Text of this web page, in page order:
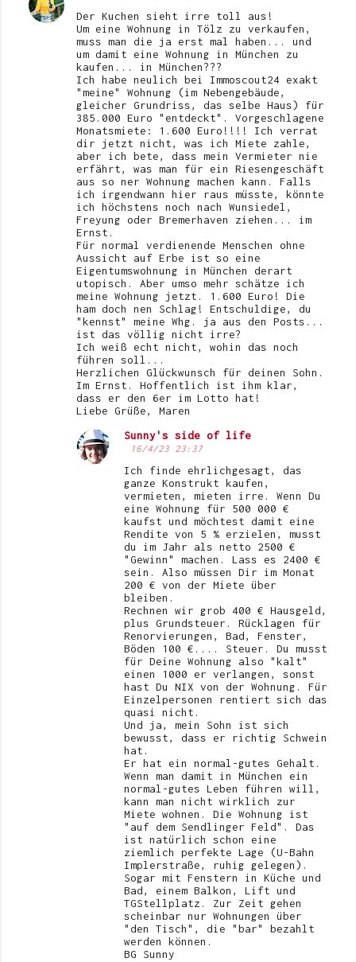
Der Kuchen sieht irre toll aus!
Um eine Wohnung in Tölz zu verkaufen,
muss man die ja erst mal haben... und
um damit eine Wohnung in München zu
kaufen... in München???
Ich habe neulich bei Immoscout24 exakt
"meine" Wohnung (im Nebengebäude,
gleicher Grundriss, das selbe Haus) für
385.000 Euro "entdeckt". Vorgeschlagene
Monatsmiete: 1.600 Euro!!!! Ich verrat
dir jetzt nicht, was ich Miete zahle,
aber ich bete, dass mein Vermieter nie
erfährt, was man für ein Riesengeschäft
aus so ner Wohnung machen kann. Falls
ich irgendwann hier raus müsste, könnte
ich höchstens noch nach Wunsiedel,
Freyung oder Bremerhaven ziehen... im
Ernst.
Für normal verdienende Menschen ohne
Aussicht auf Erbe ist so eine
Eigentumswohnung in München derart
utopisch. Aber umso mehr schätze ich
meine Wohnung jetzt. 1.600 Euro! Die
ham doch nen Schlag! Entschuldige, du
"kennst" meine Whg. ja aus den Posts...
ist das völlig nicht irre?
Ich weiß echt nicht, wohin das noch
führen soll...
Herzlichen Glückwunsch für deinen Sohn.
Im Ernst. Hoffentlich ist ihm klar,
dass er den 6er im Lotto hat!
Liebe Grüße, Maren
Sunny's side of life
16/4/23 23:37
Ich finde ehrlichgesagt, das
ganze Konstrukt kaufen,
vermieten, mieten irre. Wenn Du
eine Wohnung für 500 000 €
kaufst und möchtest damit eine
Rendite von 5 % erzielen, musst
du im Jahr als netto 2500 €
"Gewinn" machen. Lass es 2400 €
sein. Also müssen Dir im Monat
200 € von der Miete über
bleiben.
Rechnen wir grob 400 € Hausgeld,
plus Grundsteuer. Rücklagen für
Renorvierungen, Bad, Fenster,
Böden 100 €.... Steuer. Du musst
für Deine Wohnung also "kalt"
einen 1000 er verlangen, sonst
hast Du NIX von der Wohnung. Für
Einzelpersonen rentiert sich das
quasi nicht.
Und ja, mein Sohn ist sich
bewusst, dass er richtig Schwein
hat.
Er hat ein normal-gutes Gehalt.
Wenn man damit in München ein
normal-gutes Leben führen will,
kann man nicht wirklich zur
Miete wohnen. Die Wohnung ist
"auf dem Sendlinger Feld". Das
ist natürlich schon eine
ziemlich perfekte Lage (U-Bahn
Implerstraße, ruhig gelegen).
Sogar mit Fenstern in Küche und
Bad, einem Balkon, Lift und
TGStellplatz. Zur Zeit gehen
scheinbar nur Wohnungen über
"den Tisch", die "bar" bezahlt
werden können.
BG Sunny